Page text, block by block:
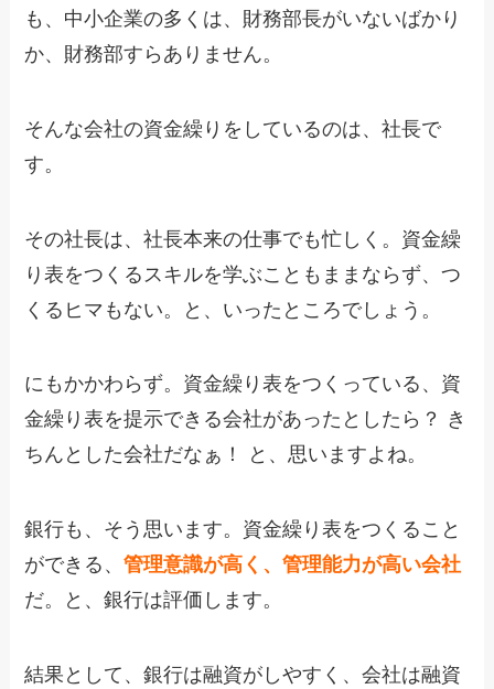
も、中小企業の多くは、財務部長がいないばかり
か、財務部すらありません。
そんな会社の資金繰りをしているのは、社長で
す。
その社長は、社長本来の仕事でも忙しく。資金繰
り表をつくるスキルを学ぶこともままならず、つ
くるヒマもない。と、いったところでしょう。
にもかかわらず。資金繰り表をつくっている、資
金繰り表を提示できる会社があったとしたら？ き
ちんとした会社だなぁ！ と、思いますよね。
銀行も、そう思います。資金繰り表をつくること
ができる、管理意識が高く、管理能力が高い会社
だ。と、銀行は評価します。
結果として、銀行は融資がしやすく、会社は融資